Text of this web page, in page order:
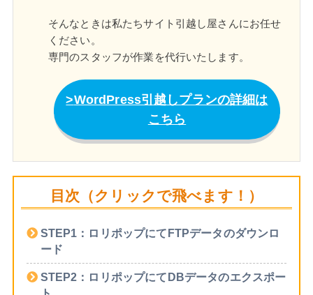
そんなときは私たちサイト引越し屋さんにお任せ
ください。
専門のスタッフが作業を代行いたします。
WordPress引越しプランの詳細は
こちら
目次（クリックで飛べます！）
STEP1：ロリポップにてFTPデータのダウンロ
ード
STEP2：ロリポップにてDBデータのエクスポー